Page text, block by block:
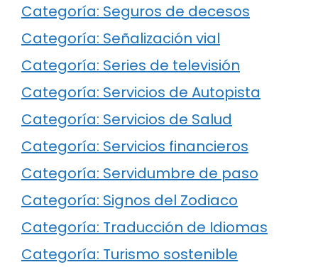
Categoría: Seguros de decesos
Categoría: Señalización vial
Categoría: Series de televisión
Categoría: Servicios de Autopista
Categoría: Servicios de Salud
Categoría: Servicios financieros
Categoría: Servidumbre de paso
Categoría: Signos del Zodiaco
Categoría: Traducción de Idiomas
Categoría: Turismo sostenible